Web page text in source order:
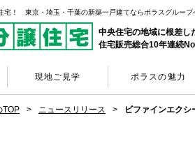
宅！ 東京・埼玉・千葉の新築一戸建てならポラスグループ
中央住宅の地域に根差し
住宅販売総合10年連続
現地ご見学 ポラスの魅力
TOP ニュースリリース ビファインエク